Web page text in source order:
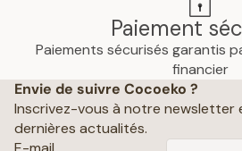
Paiement
Paiements sécurisés garantis
financier
Envie de suivre Cocoeko ?
Inscrivez-vous à notre newsletter
dernières actualités.
Mentions légales
Conditions générales de vente